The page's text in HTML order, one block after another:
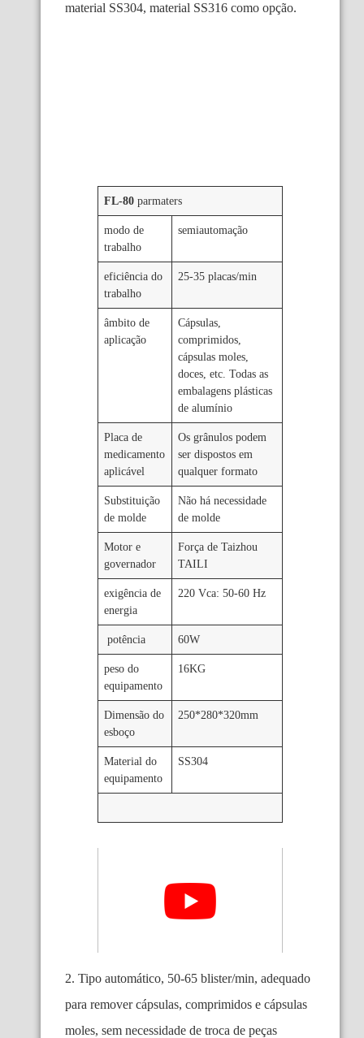
material SS304, material SS316 como opção.
FL-80 parmaters
modo de
trabalho
semiautomação
eficiência do
trabalho
25-35 placas/min
âmbito de
aplicação
Cápsulas,
comprimidos,
cápsulas moles,
doces, etc. Todas as
embalagens plásticas
de alumínio
Placa de
medicamento
aplicável
Os grânulos podem
ser dispostos em
qualquer formato
Substituição
de molde
Não há necessidade
de molde
Motor e
governador
Força de Taizhou
TAILI
exigência de
energia
220 Vca: 50-60 Hz
potência 60W
peso do
equipamento
16KG
Dimensão do
esboço
250*280*320mm
Material do
equipamento
SS304
2. Tipo automático, 50-65 blister/min, adequado
para remover cápsulas, comprimidos e cápsulas
moles, sem necessidade de troca de peças